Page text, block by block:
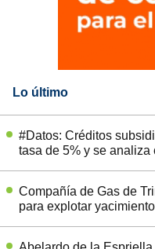
Lo último
#Datos: Créditos
tasa de 5% y se
Compañía de Gas de
para explotar